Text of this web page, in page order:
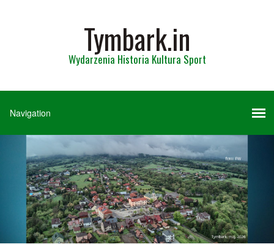
Tymbark.in
Wydarzenia Historia Kultura Sport